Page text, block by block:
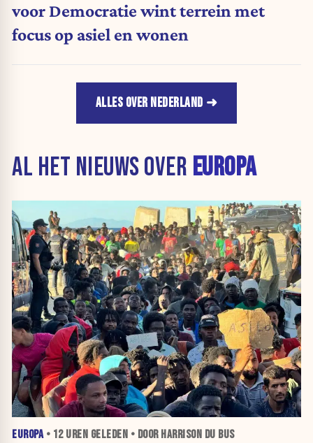
voor Democratie wint terrein met
focus op asiel en wonen
ALLES OVER NEDERLAND
AL HET NIEUWS OVER EUROPA
EUROPA• 12 UREN GELEDEN • DOOR HARRISON DU BUS